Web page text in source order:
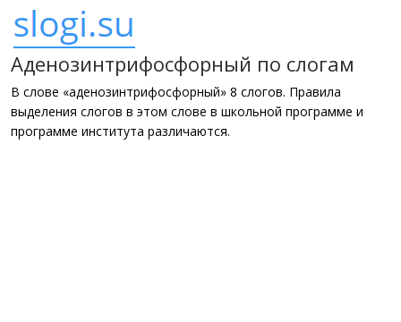
Аденозинтрифосфорный по слогам
В слове «аденозинтрифосфорный» 8 слогов. Правила
выделения слогов в этом слове в школьной программе и
программе института различаются.